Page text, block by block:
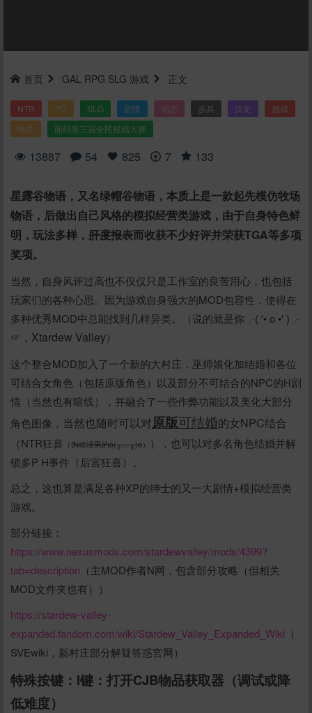
首页 GAL RPG SLG 游戏 正文
NTR PC SLG 剧情 动态 步兵 汉化
游戏
纯爱
面码第三届全民投稿大赛
13887 54 825 7 133
星露谷物语，又名绿帽谷物语，本质上是一款起先模仿牧场
物语，后做出自己风格的模拟经营类游戏，由于自身特色鲜
明，玩法多样， 肝度报表而收获不少好评并荣获TGA等多项
奖项。
当然，自身风评过高也不仅仅只是工作室的良苦用心，也包括
玩家们的各种心思。因为游戏自身强大的MOD包容性，使得在
多种优秀MOD中总能找到几样异类。（说的就是你╭( ′• o •′ )╭
☞， Xtardew Valley）
这个整合MOD加入了一个新的大村庄，巫师娘化加结婚和各位
可结合女角色（包括原版角色）以及部分不可结合的NPC的H剧
情（当然也有暗线），并融合了一些作弊功能以及美化大部分
角色图像， 当然也随时可以对原版可结婚的女NPC结合
（NTR狂喜 （为啥没男的o(╥﹏╥)o）
），也可以对多名角色结婚并解
锁多P H事件（后宫狂喜）。
总之，这也算是满足各种XP的绅士的又一大剧情+模拟经营类
游戏。
部分链接：
https://www.nexusmods.com/stardewvalley/mods/4399?
tab=description （主MOD作者N网，包含部分攻略（但相关
MOD文件夹也有））
https://stardew-valley-
expanded.fandom.com/wiki/Stardew_Valley_Expanded_Wiki （
SVEwiki，新村庄部分解疑答惑官网）
特殊按键：I键：打开CJB物品获取器（调试或降
低难度）